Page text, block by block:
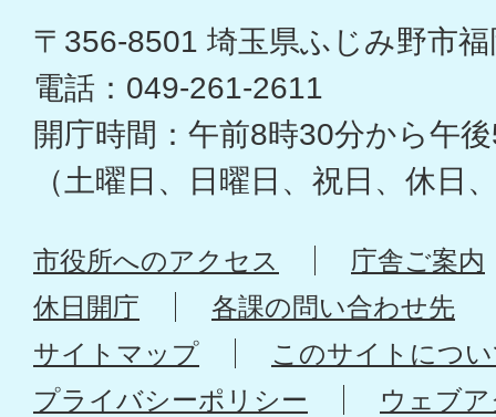
〒356-8501 埼玉県ふじみ野市
電話：049-261-2611
開庁時間：午前8時30分から午
（土曜日、日曜日、祝日、休日
市役所へのアクセス
庁舎ご案内
休日開庁
各課の問い合わせ先
サイトマップ
このサイトにつ
プライバシーポリシー
ウェブ